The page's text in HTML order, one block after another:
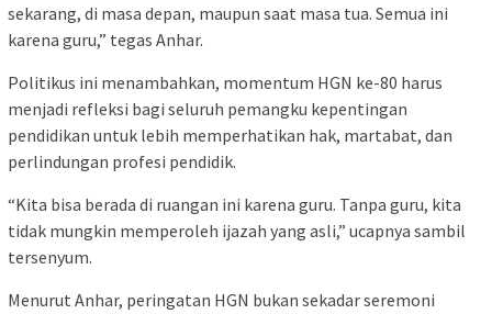
sekarang, di masa depan, maupun saat masa tua. Semua ini
karena guru,” tegas Anhar.
Politikus ini menambahkan, momentum HGN ke-80 harus
menjadi refleksi bagi seluruh pemangku kepentingan
pendidikan untuk lebih memperhatikan hak, martabat, dan
perlindungan profesi pendidik.
“Kita bisa berada di ruangan ini karena guru. Tanpa guru, kita
tidak mungkin memperoleh ijazah yang asli,” ucapnya sambil
tersenyum.
Menurut Anhar, peringatan HGN bukan sekadar seremoni